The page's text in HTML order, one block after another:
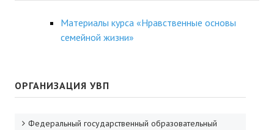
Материалы курса «Нравственные основы
семейной жизни»
ОРГАНИЗАЦИЯ УВП
Федеральный государственный образовательный